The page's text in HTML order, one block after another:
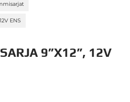
ENS
9”X12”, 12V